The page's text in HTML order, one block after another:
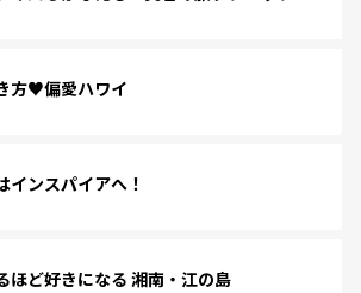
方♥偏愛ハワイ
インスパイアへ！
ほど好きになる 湘南・江の島